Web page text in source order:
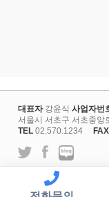
대표자강윤식 사업자번
서울시 서초구 서초중앙
TEL 02.570.1234 FAX
개인정보보호정책